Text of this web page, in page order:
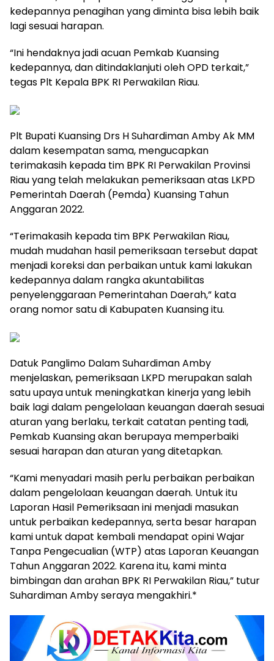
kedepannya penagihan yang diminta bisa lebih baik
lagi sesuai harapan.
“Ini hendaknya jadi acuan Pemkab Kuansing
kedepannya, dan ditindaklanjuti oleh OPD terkait,”
tegas Plt Kepala BPK RI Perwakilan Riau.
Plt Bupati Kuansing Drs H Suhardiman Amby Ak MM
dalam kesempatan sama, mengucapkan
terimakasih kepada tim BPK RI Perwakilan Provinsi
Riau yang telah melakukan pemeriksaan atas LKPD
Pemerintah Daerah (Pemda) Kuansing Tahun
Anggaran 2022.
“Terimakasih kepada tim BPK Perwakilan Riau,
mudah mudahan hasil pemeriksaan tersebut dapat
menjadi koreksi dan perbaikan untuk kami lakukan
kedepannya dalam rangka akuntabilitas
penyelenggaraan Pemerintahan Daerah,” kata
orang nomor satu di Kabupaten Kuansing itu.
Datuk Panglimo Dalam Suhardiman Amby
menjelaskan, pemeriksaan LKPD merupakan salah
satu upaya untuk meningkatkan kinerja yang lebih
baik lagi dalam pengelolaan keuangan daerah sesuai
aturan yang berlaku, terkait catatan penting tadi,
Pemkab Kuansing akan berupaya memperbaiki
sesuai harapan dan aturan yang ditetapkan.
“Kami menyadari masih perlu perbaikan perbaikan
dalam pengelolaan keuangan daerah. Untuk itu
Laporan Hasil Pemeriksaan ini menjadi masukan
untuk perbaikan kedepannya, serta besar harapan
kami untuk dapat kembali mendapat opini Wajar
Tanpa Pengecualian (WTP) atas Laporan Keuangan
Tahun Anggaran 2022. Karena itu, kami minta
bimbingan dan arahan BPK RI Perwakilan Riau,” tutur
Suhardiman Amby seraya mengakhiri.*